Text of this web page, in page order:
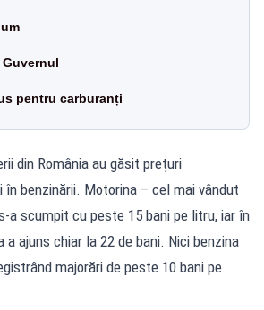
pentru carburanți
din România au găsit prețuri
în benzinării. Motorina – cel mai vândut
a scumpit cu peste 15 bani pe litru, iar în
ajuns chiar la 22 de bani. Nici benzina
majorări de peste 10 bani pe